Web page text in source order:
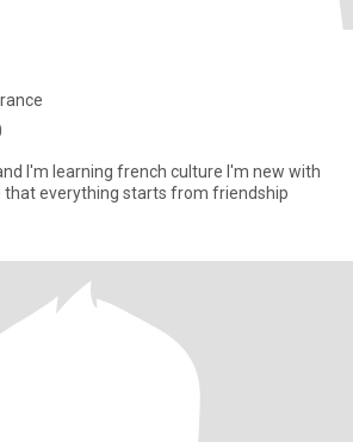
I'm learning french culture I'm new with
that everything starts from friendship